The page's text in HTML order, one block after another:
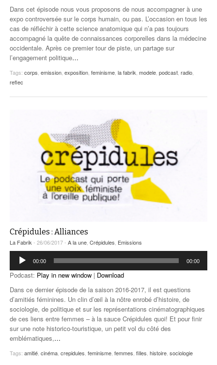
Dans cet épisode nous vous proposons de nous accompagner à une
expo controversée sur le corps humain, ou pas. L’occasion en tous les
cas de réfléchir à cette science anatomique qui n’a pas toujours
accompagné la quête de connaissances corporelles dans la médecine
occidentale. Après ce premier tour de piste, un partage sur
l’engagement politique…
Tags: corps, emission, exposition, feminisme, la fabrik, modele, podcast, radio,
reflec
Crépidules : Alliances
La Fabrik - 26/06/2017 - A la une Crépidules Emissions
Lecteur
audio
00:00 00:00
Podcast: Play in new window | Download
Dans ce dernier épisode de la saison 2016-2017, il est questions
d’amitiés féminines. Un clin d’œil à la nôtre enrobé d’histoire, de
sociologie, de politique et sur les représentations cinématographiques
de ces liens entre femmes – à la sauce Crépidules quoi! Et pour finir
sur une note historico-touristique, un petit vol du côté des
emblématiques,…
Tags: amitié cinéma crepidules feminisme femmes filles histoire sociologie